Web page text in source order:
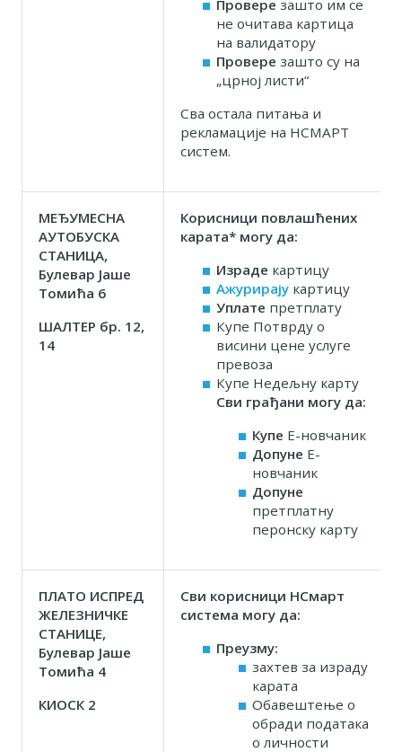
Провере зашто им се
не очитава картица
на валидатору
Проверезашто су на
„црној листи“
Сва остала питања и
рекламације на НСМАРТ
систем.
МЕЂУМЕСНА
АУТОБУСКА
СТАНИЦА,
Булевар Јаше
Томића 6
ШАЛТЕР бр. 12,
14
Корисници повлашћених
карата* могу да:
Израде картицу
Ажурирају картицу
Уплате претплату
Купе Потврду о
висини цене услуге
превоза
Купе Недељну карту
Сви грађани могу да:
Купе Е-новчаник
Допуне Е-
новчаник
Допуне
претплатну
перонску карту
ПЛАТО ИСПРЕД
ЖЕЛЕЗНИЧКЕ
СТАНИЦЕ,
Булевар Јаше
Томића 4
КИОСК 2
Сви корисници НСмарт
система могу да:
Преузму:
захтев за израду
карата
Обавештење о
обради података
о личности